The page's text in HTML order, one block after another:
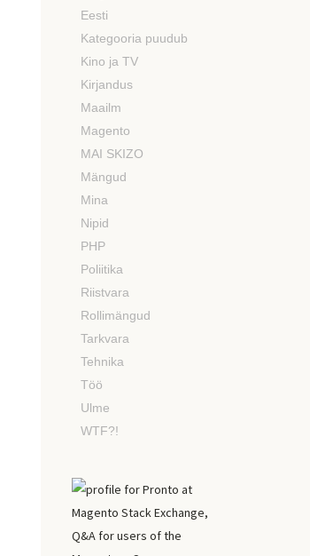
Eesti
Kategooria puudub
Kino ja TV
Kirjandus
Maailm
Magento
MAI SKIZO
Mängud
Mina
Nipid
PHP
Poliitika
Riistvara
Rollimängud
Tarkvara
Tehnika
Töö
Ulme
WTF?!